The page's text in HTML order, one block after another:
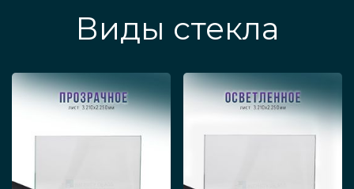
Виды стекла